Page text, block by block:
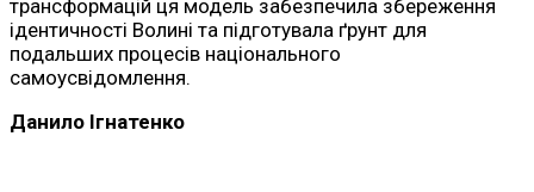
трансформацій ця модель забезпечила збереження
ідентичності Волині та підготувала ґрунт для
подальших процесів національного
самоусвідомлення.
Данило Ігнатенко